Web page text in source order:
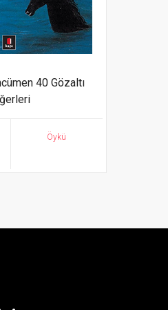
40 Gözaltı
Öykü